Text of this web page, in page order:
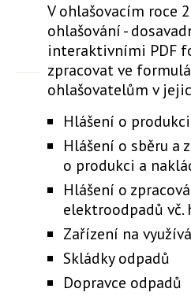
V ohlašovacím roce
ohlašování -
interaktivními PDF
zpracovat ve
ohlašovatelům v
Hlášení o
Hlášení o sběru a
o produkci a
Hlášení o
elektroodpadů vč.
Zařízení na
Skládky odpadů
Dopravce odpadů